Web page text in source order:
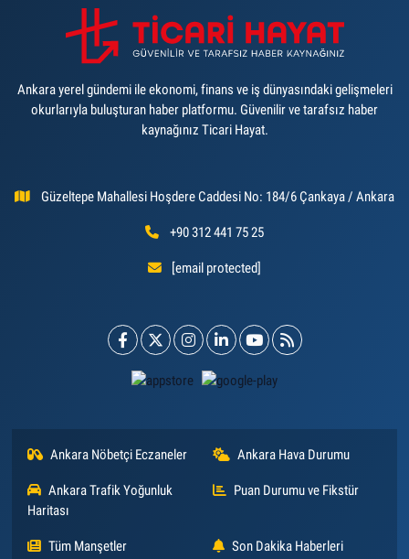
Ankara yerel gündemi ile ekonomi, finans ve iş dünyasındaki gelişmeleri
okurlarıyla buluşturan haber platformu. Güvenilir ve tarafsız haber
kaynağınız Ticari Hayat.
Güzeltepe Mahallesi Hoşdere Caddesi No: 184/6 Çankaya / Ankara
+90 312 441 75 25
[email protected]
Ankara Nöbetçi Eczaneler Ankara Hava Durumu
Ankara Trafik Yoğunluk
Haritası
Puan Durumu ve Fikstür
Tüm Manşetler Son Dakika Haberleri